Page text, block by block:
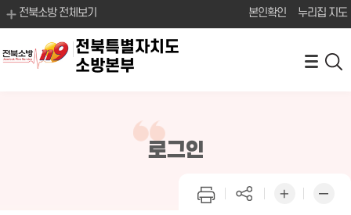
전북소방 전체보기 본인확인 누리집 지도
전북특별자치도
소방본부
로그인